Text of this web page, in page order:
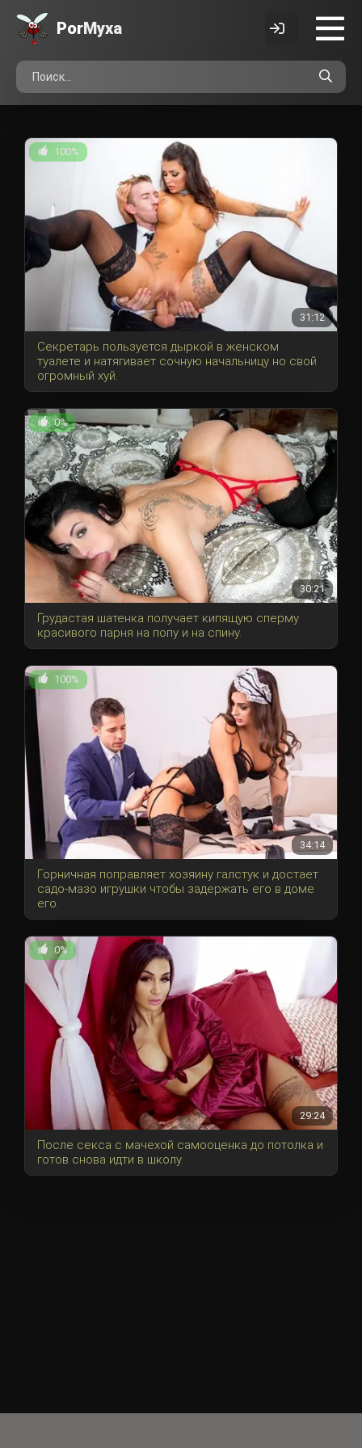
PorMyxa
100%
31:12
Секретарь пользуется дыркой в женском
туалете и натягивает сочную начальницу но свой
огромный хуй.
0%
30:21
Грудастая шатенка получает кипящую сперму
красивого парня на попу и на спину.
100%
34:14
Горничная поправляет хозяину галстук и достает
садо-мазо игрушки чтобы задержать его в доме
его.
0%
29:24
После секса с мачехой самооценка до потолка и
готов снова идти в школу.